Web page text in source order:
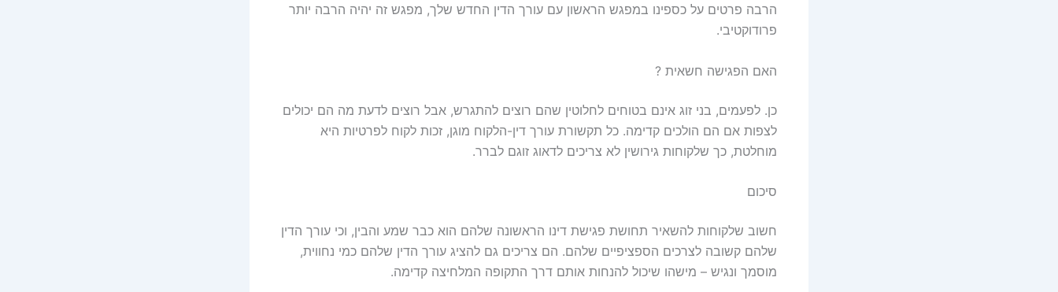
הרבה פרטים על כספינו במפגש הראשון עם עורך הדין החדש שלך, מפגש זה יהיה הרבה יותר
פרודוקטיבי.
האם הפגישה חשאית ?
כן. לפעמים, בני זוג אינם בטוחים לחלוטין שהם רוצים להתגרש, אבל רוצים לדעת מה הם יכולים
לצפות אם הם הולכים קדימה. כל תקשורת עורך דין-הלקוח מוגן, זכות לקוח לפרטיות היא
מוחלטת, כך שלקוחות גירושין לא צריכים לדאוג זוגם לברר.
סיכום
חשוב שלקוחות להשאיר תחושת פגישת דינו הראשונה שלהם הוא כבר שמע והבין, וכי עורך הדין
שלהם קשובה לצרכים הספציפיים שלהם. הם צריכים גם להציג עורך הדין שלהם כמי נחווית,
מוסמך ונגיש – מישהו שיכול להנחות אותם דרך התקופה המלחיצה קדימה.